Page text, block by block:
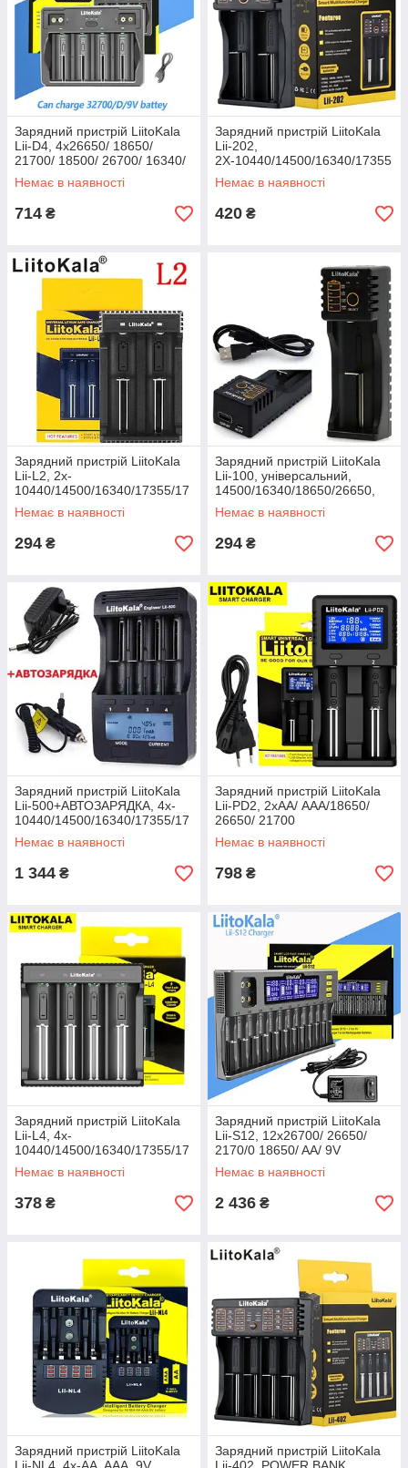
Зарядний пристрій LiitoKala
Lii-D4, 4x26650/ 18650/
21700/ 18500/ 26700/ 16340/
22650/ AA/ AAA/ AA
Немає в наявності
714 ₴
Зарядний пристрій LiitoKala
Lii-202,
2Х-10440/14500/16340/17355
/17500/17670/18350/18490/18
650/22650, 5V, ОРИГІНАЛ
Немає в наявності
420 ₴
Зарядний пристрій LiitoKala
Lii-L2, 2x-
10440/14500/16340/17355/17
500/17670/18350/18490/1865
0/22650, 5V, ОРИГІНАЛ
Немає в наявності
294 ₴
Зарядний пристрій LiitoKala
Lii-100, універсальний,
14500/16340/18650/26650,
USB, ОРИГІНАЛ
Немає в наявності
294 ₴
Зарядний пристрій LiitoKala
Lii-500+АВТОЗАРЯДКА, 4x-
10440/14500/16340/17355/17
500/17670/18350/18490/1865
0/22650, 5V, ОРИГІНАЛ
Немає в наявності
1 344 ₴
Зарядний пристрій LiitoKala
Lii-PD2, 2xАА/ ААА/18650/
26650/ 21700
Немає в наявності
798 ₴
Зарядний пристрій LiitoKala
Lii-L4, 4x-
10440/14500/16340/17355/17
500/17670/18350/18490/1865
0/22650, 5V, ОРИГІНАЛ
Немає в наявності
378 ₴
Зарядний пристрій LiitoKala
Lii-S12, 12x26700/ 26650/
2170/0 18650/ AA/ 9V
Немає в наявності
2 436 ₴
Зарядний пристрій LiitoKala
Зарядний пристрій LiitoKala